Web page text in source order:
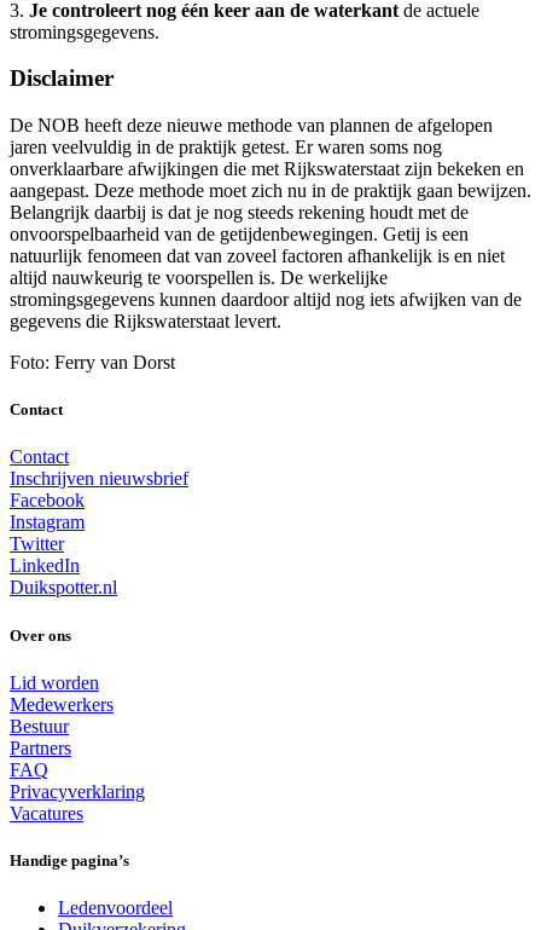
3. Je controleert nog één keer aan de waterkant de actuele
stromingsgegevens.
Disclaimer
De NOB heeft deze nieuwe methode van plannen de afgelopen
jaren veelvuldig in de praktijk getest. Er waren soms nog
onverklaarbare afwijkingen die met Rijkswaterstaat zijn bekeken en
aangepast. Deze methode moet zich nu in de praktijk gaan bewijzen.
Belangrijk daarbij is dat je nog steeds rekening houdt met de
onvoorspelbaarheid van de getijdenbewegingen. Getij is een
natuurlijk fenomeen dat van zoveel factoren afhankelijk is en niet
altijd nauwkeurig te voorspellen is. De werkelijke
stromingsgegevens kunnen daardoor altijd nog iets afwijken van de
gegevens die Rijkswaterstaat levert.
Foto: Ferry van Dorst
Contact
Contact
Inschrijven nieuwsbrief
Facebook
Instagram
Twitter
LinkedIn
Duikspotter.nl
Over ons
Lid worden
Medewerkers
Bestuur
Partners
FAQ
Privacyverklaring
Vacatures
Handige pagina’s
Ledenvoordeel